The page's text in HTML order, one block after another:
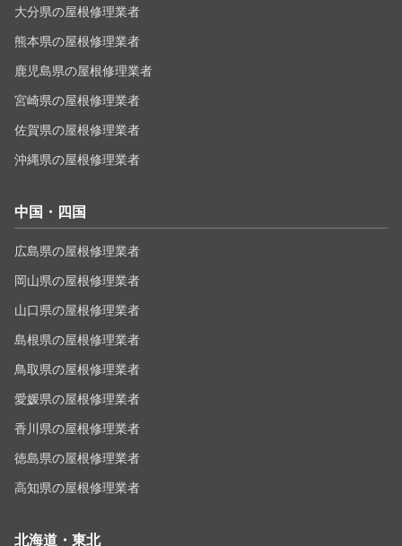
大分県の屋根修理業者
熊本県の屋根修理業者
鹿児島県の屋根修理業者
宮崎県の屋根修理業者
佐賀県の屋根修理業者
沖縄県の屋根修理業者
中国・四国
広島県の屋根修理業者
岡山県の屋根修理業者
山口県の屋根修理業者
島根県の屋根修理業者
鳥取県の屋根修理業者
愛媛県の屋根修理業者
香川県の屋根修理業者
徳島県の屋根修理業者
高知県の屋根修理業者
北海道・東北